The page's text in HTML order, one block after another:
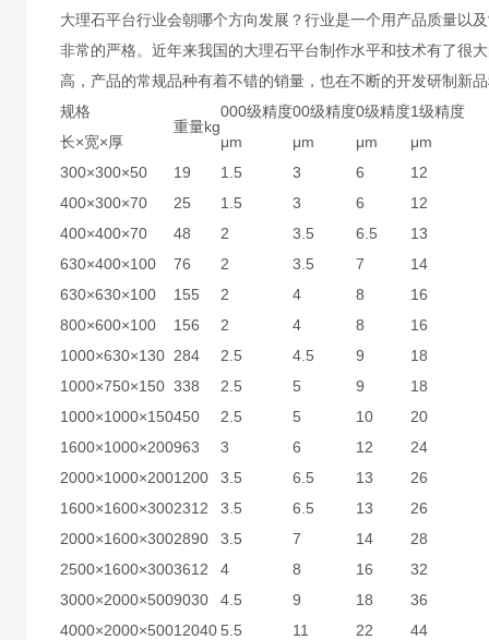
大理石平台行业会朝哪个方向发展？行业是一个用产品质量以
非常的严格。近年来我国的大理石平台制作水平和技术有了很
高，产品的常规品种有着不错的销量，也在不断的开发研制新
规格
长×宽×厚
重量kg
000级精度
μm
00级精度
μm
0级精度
μm
1级精度
μm
300×300×50
19 1.5 3 6
12
400×300×70
25 1.5 3 6
12
400×400×70
48 2 3.5 6.5
13
630×400×100
76 2 3.5 7
14
630×630×100
155 2 4 8
16
800×600×100
156 2 4 8
16
1000×630×130 284 2.5 4.5 9
18
1000×750×150 338 2.5 5 9
18
1000×1000×150450 2.5 5 10
20
1600×1000×200963 3 6 12
24
2000×1000×2001200 3.5 6.5 13
26
1600×1600×3002312 3.5 6.5 13
26
2000×1600×3002890 3.5 7 14
28
2500×1600×3003612 4 8 16
32
3000×2000×5009030 4.5 9 18
36
4000×2000×500120405.5 11 22
44